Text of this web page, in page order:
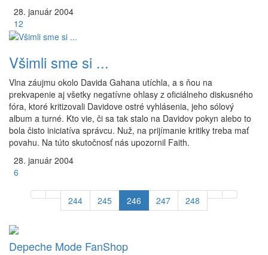
28. január 2004
12
Všimli sme si ...
Vlna záujmu okolo Davida Gahana utíchla, a s ňou na
prekvapenie aj všetky negatívne ohlasy z oficiálneho diskusného
fóra, ktoré kritizovali Davidove ostré vyhlásenia, jeho sólový
album a turné. Kto vie, či sa tak stalo na Davidov pokyn alebo to
bola čisto iniciatíva správcu. Nuž, na prijímanie kritiky treba mať
povahu. Na túto skutočnosť nás upozornil Faith.
28. január 2004
6
244 245 246 247 248
Depeche Mode FanShop